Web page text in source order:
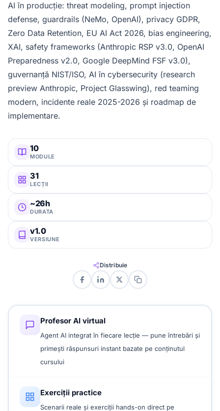
AI în producție: threat modeling, prompt injection
defense, guardrails (NeMo, OpenAI), privacy GDPR,
Zero Data Retention, EU AI Act 2026, bias engineering,
XAI, safety frameworks (Anthropic RSP v3.0, OpenAI
Preparedness v2.0, Google DeepMind FSF v3.0),
guvernanță NIST/ISO, AI în cybersecurity (research
preview Anthropic, Project Glasswing), red teaming
modern, incidente reale 2025-2026 și roadmap de
implementare.
10
MODULE
31
LECȚII
~26h
DURATA
v1.0
VERSIUNE
Distribuie
Profesor AI virtual
Agent AI integrat în fiecare lecție — pune întrebări și
primești răspunsuri instant bazate pe conținutul
cursului
Exerciții practice
Scenarii reale și exerciții hands-on direct pe